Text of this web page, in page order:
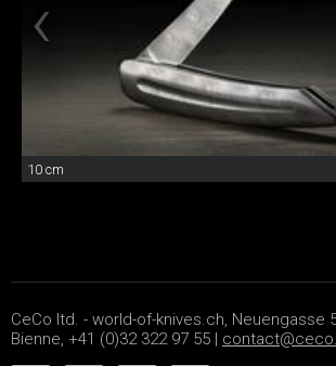
10 cm
CeCo ltd. - world-of-knives.ch, Neuengasse
Bienne, +41 (0)32 322 97 55 |